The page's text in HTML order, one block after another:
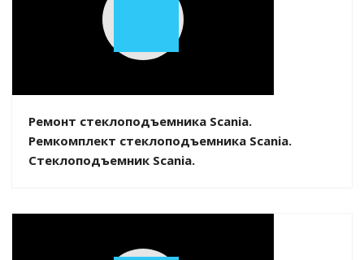
Play
Ремонт стеклоподъемника Scania.
Ремкомплект стеклоподъемника Scania.
Стеклоподъемник Scania.